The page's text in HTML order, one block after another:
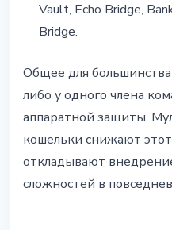
Vault, Echo Bridge,
Bridge.
Общее для большинства
либо у одного члена
аппаратной защиты.
кошельки снижают
откладывают
сложностей в